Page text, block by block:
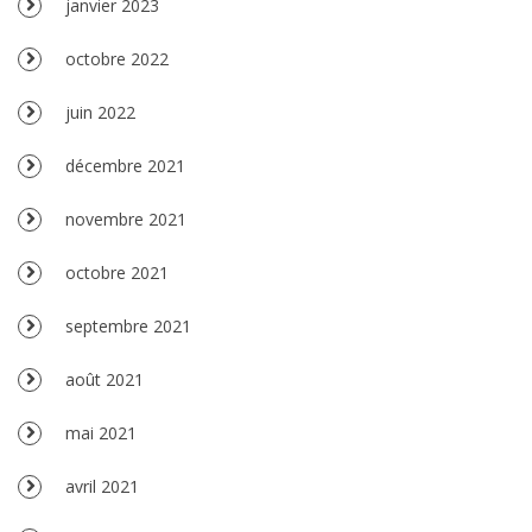
janvier 2023
octobre 2022
juin 2022
décembre 2021
novembre 2021
octobre 2021
septembre 2021
août 2021
mai 2021
avril 2021